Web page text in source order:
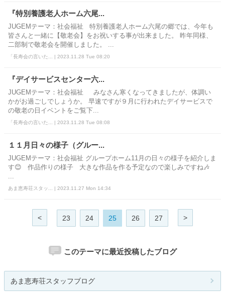
『特別養護老人ホーム六尾...
JUGEMテーマ：社会福祉 特別養護老人ホーム六尾の郷では、今年も
皆さんと一緒に【敬老会】をお祝いする事が出来ました。 昨年同様、
二部制で敬老会を開催しました。 ...
「長寿会の言いた... | 2023.11.28 Tue 08:20
『デイサービスセンター六...
JUGEMテーマ：社会福祉 みなさん寒くなってきましたが、体調い
かがお過ごしでしょうか。 早速ですが９月に行われたデイサービスで
の敬老の日イベントをご覧下...
「長寿会の言いた... | 2023.11.28 Tue 08:08
１１月日々の様子（グルー...
JUGEMテーマ：社会福祉 グループホーム11月の日々の様子を紹介しま
す😊 作品作りの様子 大きな作品を作る予定なので楽しみですね🎶
あま恵寿荘スタッ... | 2023.11.27 Mon 14:34
< 23 24 25 26 27 >
このテーマに最近投稿したブログ
あま恵寿荘スタッフブログ